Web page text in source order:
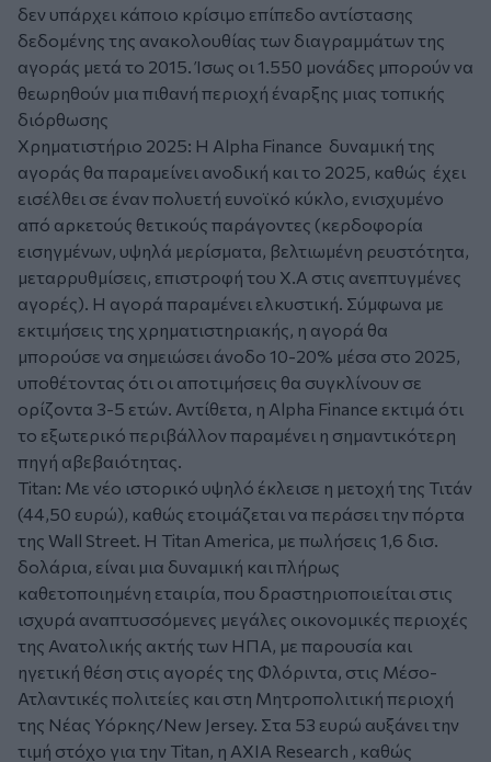
δεν υπάρχει κάποιο κρίσιμο επίπεδο αντίστασης
δεδομένης της ανακολουθίας των διαγραμμάτων της
αγοράς μετά το 2015. Ίσως οι 1.550 μονάδες μπορούν να
θεωρηθούν μια πιθανή περιοχή έναρξης μιας τοπικής
διόρθωσης
Χρηματιστήριο 2025: Η Alpha Finance δυναμική της
αγοράς θα παραμείνει ανοδική και το 2025, καθώς έχει
εισέλθει σε έναν πολυετή ευνοϊκό κύκλο, ενισχυμένο
από αρκετούς θετικούς παράγοντες (κερδοφορία
εισηγμένων, υψηλά μερίσματα, βελτιωμένη ρευστότητα,
μεταρρυθμίσεις, επιστροφή του Χ.Α στις ανεπτυγμένες
αγορές). Η αγορά παραμένει ελκυστική. Σύμφωνα με
εκτιμήσεις της χρηματιστηριακής, η αγορά θα
μπορούσε να σημειώσει άνοδο 10-20% μέσα στο 2025,
υποθέτοντας ότι οι αποτιμήσεις θα συγκλίνουν σε
ορίζοντα 3-5 ετών. Αντίθετα, η Alpha Finance εκτιμά ότι
το εξωτερικό περιβάλλον παραμένει η σημαντικότερη
πηγή αβεβαιότητας.
Titan: Με νέο ιστορικό υψηλό έκλεισε η μετοχή της Τιτάν
(44,50 ευρώ), καθώς ετοιμάζεται να περάσει την πόρτα
της Wall Street. Η Titan America, με πωλήσεις 1,6 δισ.
δολάρια, είναι μια δυναμική και πλήρως
καθετοποιημένη εταιρία, που δραστηριοποιείται στις
ισχυρά αναπτυσσόμενες μεγάλες οικονομικές περιοχές
της Ανατολικής ακτής των ΗΠΑ, με παρουσία και
ηγετική θέση στις αγορές της Φλόριντα, στις Μέσο-
Ατλαντικές πολιτείες και στη Μητροπολιτική περιοχή
της Νέας Υόρκης/New Jersey. Στα 53 ευρώ αυξάνει την
τιμή στόχο για την Titan, η ΑΧΙΑ Research , καθώς